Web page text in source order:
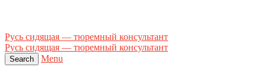
Русь сидящая — тюремный консультант
Русь сидящая — тюремный консультант
Search Menu